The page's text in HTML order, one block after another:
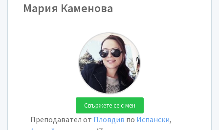
Мария Каменова
Свържете се с мен
Преподавател от Пловдив по Испански,